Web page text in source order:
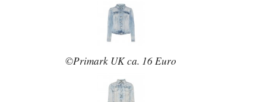
©Primark UK ca. 16 Euro